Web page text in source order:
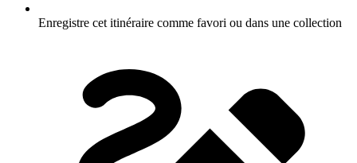
Enregistre cet itinéraire comme favori ou dans une collection